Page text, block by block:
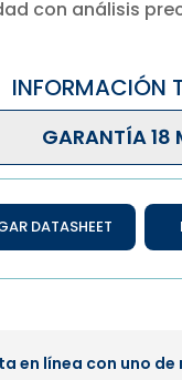
con análisis
INFORMACIÓN
GARANTÍA 18
DATASHEET
en línea con uno